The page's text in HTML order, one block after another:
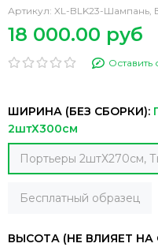
Артикул: XL-BLK23-Шампань,
18 000.00 руб
Оставить
ШИРИНА (БЕЗ СБОРКИ):
2штХ300см
Портьеры 2штХ270см,
Бесплатный образец
ВЫСОТА (НЕ ВЛИЯЕТ